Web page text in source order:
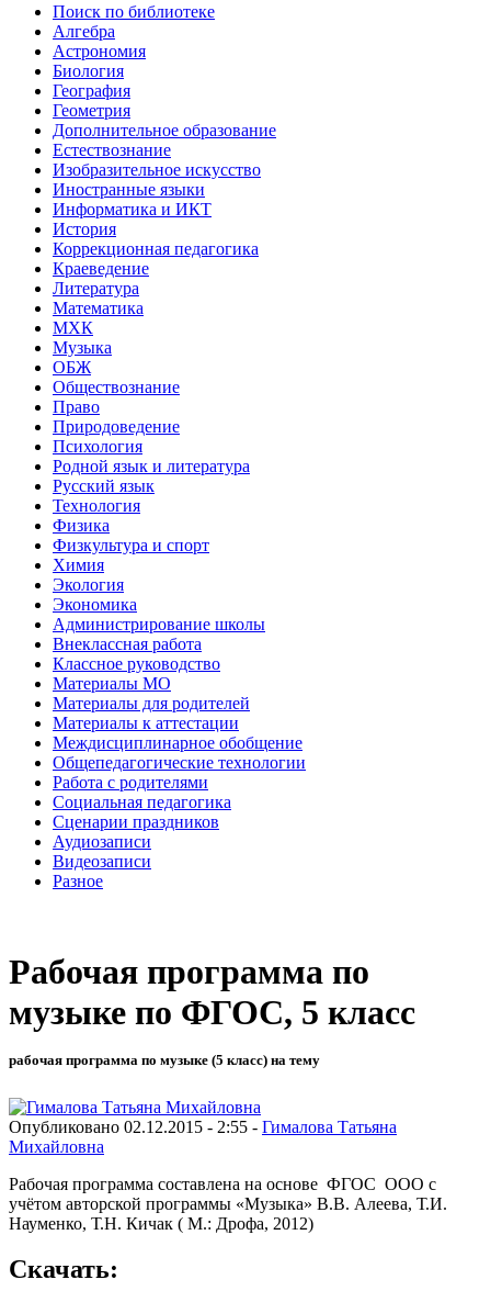
Поиск по библиотеке
Алгебра
Астрономия
Биология
География
Геометрия
Дополнительное образование
Естествознание
Изобразительное искусство
Иностранные языки
Информатика и ИКТ
История
Коррекционная педагогика
Краеведение
Литература
Математика
МХК
Музыка
ОБЖ
Обществознание
Право
Природоведение
Психология
Родной язык и литература
Русский язык
Технология
Физика
Физкультура и спорт
Химия
Экология
Экономика
Администрирование школы
Внеклассная работа
Классное руководство
Материалы МО
Материалы для родителей
Материалы к аттестации
Междисциплинарное обобщение
Общепедагогические технологии
Работа с родителями
Социальная педагогика
Сценарии праздников
Аудиозаписи
Видеозаписи
Разное
Рабочая программа по
музыке по ФГОС, 5 класс
рабочая программа по музыке (5 класс) на тему
Опубликовано 02.12.2015 - 2:55 - Гималова Татьяна
Михайловна
Рабочая программа составлена на основе ФГОС ООО с
учётом авторской программы «Музыка» В.В. Алеева, Т.И.
Науменко, Т.Н. Кичак ( М.: Дрофа, 2012)
Скачать: